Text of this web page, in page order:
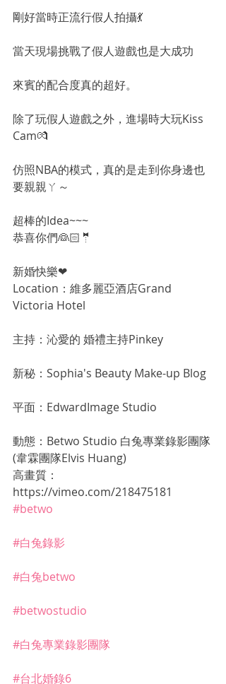
剛好當時正流行假人拍攝💃
當天現場挑戰了假人遊戲也是大成功
來賓的配合度真的超好。
除了玩假人遊戲之外，進場時大玩Kiss
Cam💏
仿照NBA的模式，真的是走到你身邊也
要親親ㄚ～
超棒的Idea~~~
恭喜你們👰🏻🤵
新婚快樂❤
Location：維多麗亞酒店Grand
Victoria Hotel
主持：沁愛的 婚禮主持Pinkey
新秘：Sophia's Beauty Make-up Blog
平面：EdwardImage Studio
動態：Betwo Studio 白兔專業錄影團隊
(韋霖團隊Elvis Huang)
高畫質：
https://vimeo.com/218475181
#betwo
#白兔錄影
#白兔betwo
#betwostudio
#白兔專業錄影團隊
#台北婚錄6